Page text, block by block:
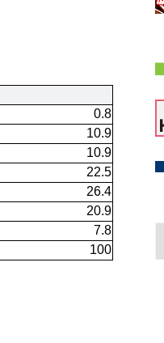
0.8
10.9
10.9
22.5
26.4
20.9
7.8
100